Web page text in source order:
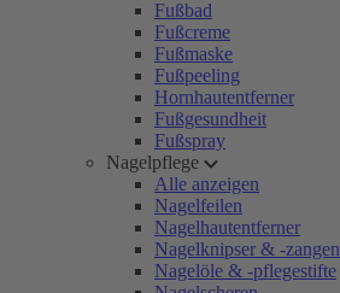
Fußbad
Fußcreme
Fußmaske
Fußpeeling
Hornhautentferner
Fußgesundheit
Fußspray
Nagelpflege
Alle anzeigen
Nagelfeilen
Nagelhautentferner
Nagelknipser & -zangen
Nagelöle & -pflegestifte